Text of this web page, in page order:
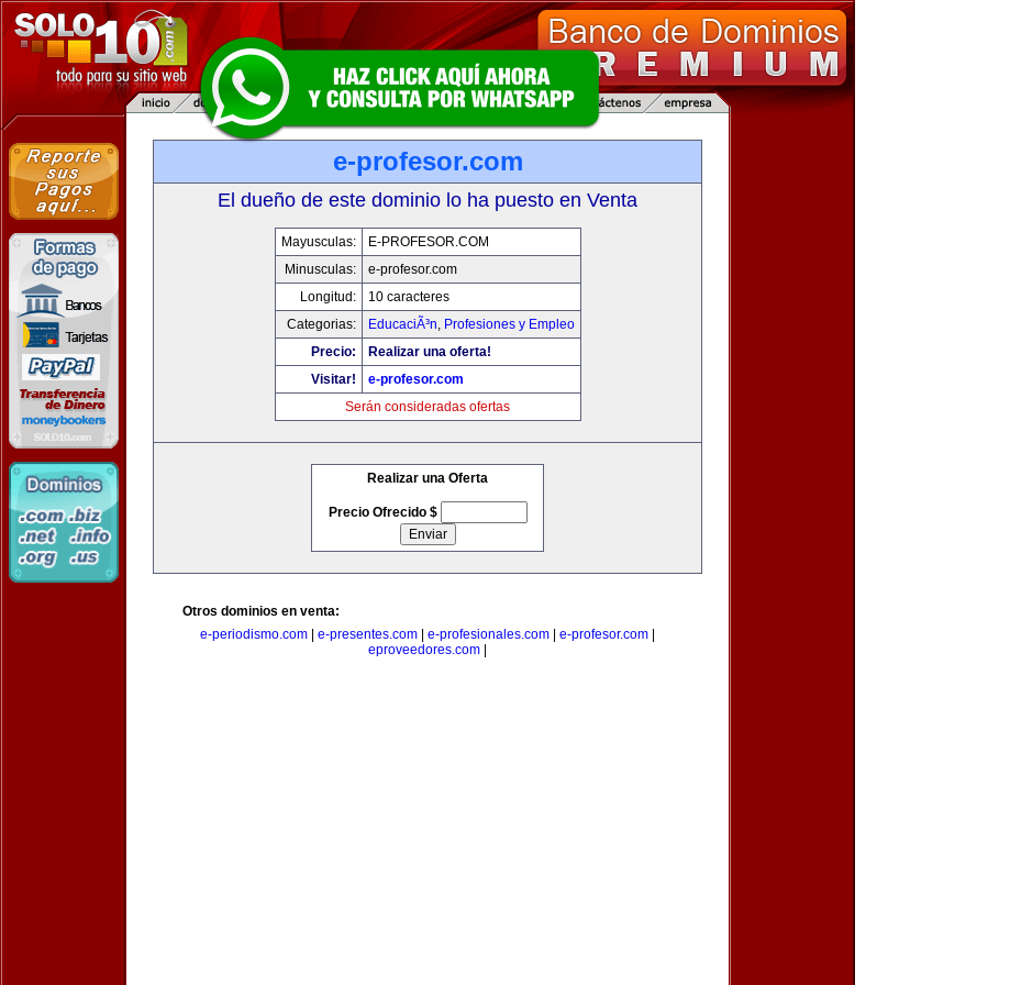
e-profesor.com
El dueño de este dominio lo ha puesto en Venta
Mayusculas:
E-PROFESOR.COM
Minusculas:
e-profesor.com
Longitud:
10 caracteres
Categorias:
EducaciÃ³n, Profesiones y Empleo
Precio:
Realizar una oferta!
Visitar!
e-profesor.com
Serán consideradas ofertas
Realizar una Oferta
Precio Ofrecido $
Otros dominios en venta:
e-periodismo.com
e-presentes.com e-profesionales.com e-profesor.com
eproveedores.com